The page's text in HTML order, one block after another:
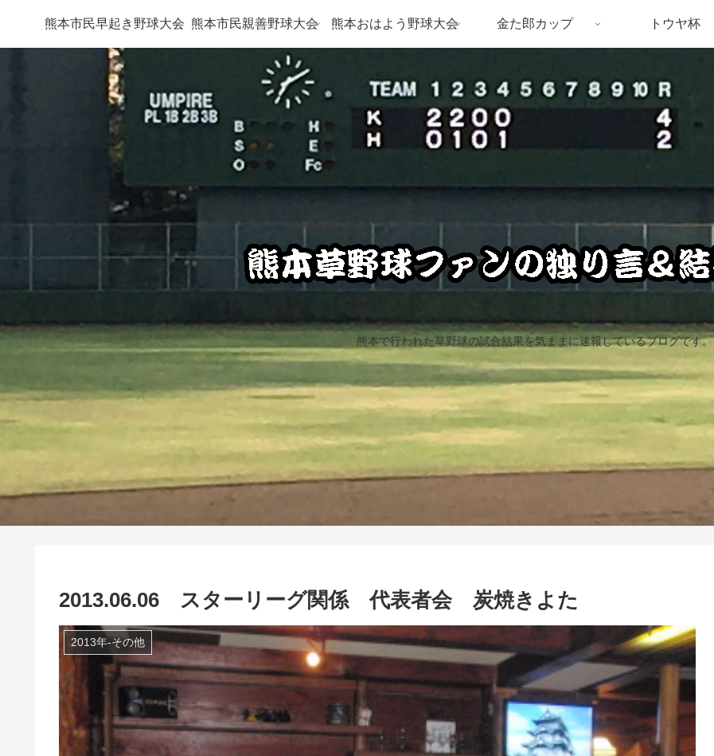
熊本で行われた草野球の試合結果を気ままに速報しているブログです。
熊本市民早起き野球大会 熊本市民親善野球大会 熊本おはよう野球大会 金た郎カップ トウヤ杯
2013.06.06 スターリーグ関係 代表者会 炭焼きよた
2013年-その他